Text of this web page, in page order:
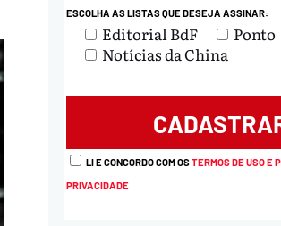
ESCOLHA AS LISTAS QUE DESEJA ASSINAR:
Editorial BdF
Ponto
Notícias da China
LI E CONCORDO COM OSTERMOS DE USO E
PRIVACIDADE